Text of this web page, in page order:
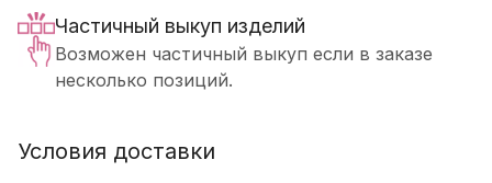
Частичный выкуп изделий
Возможен частичный выкуп если в заказе
несколько позиций.
Условия доставки